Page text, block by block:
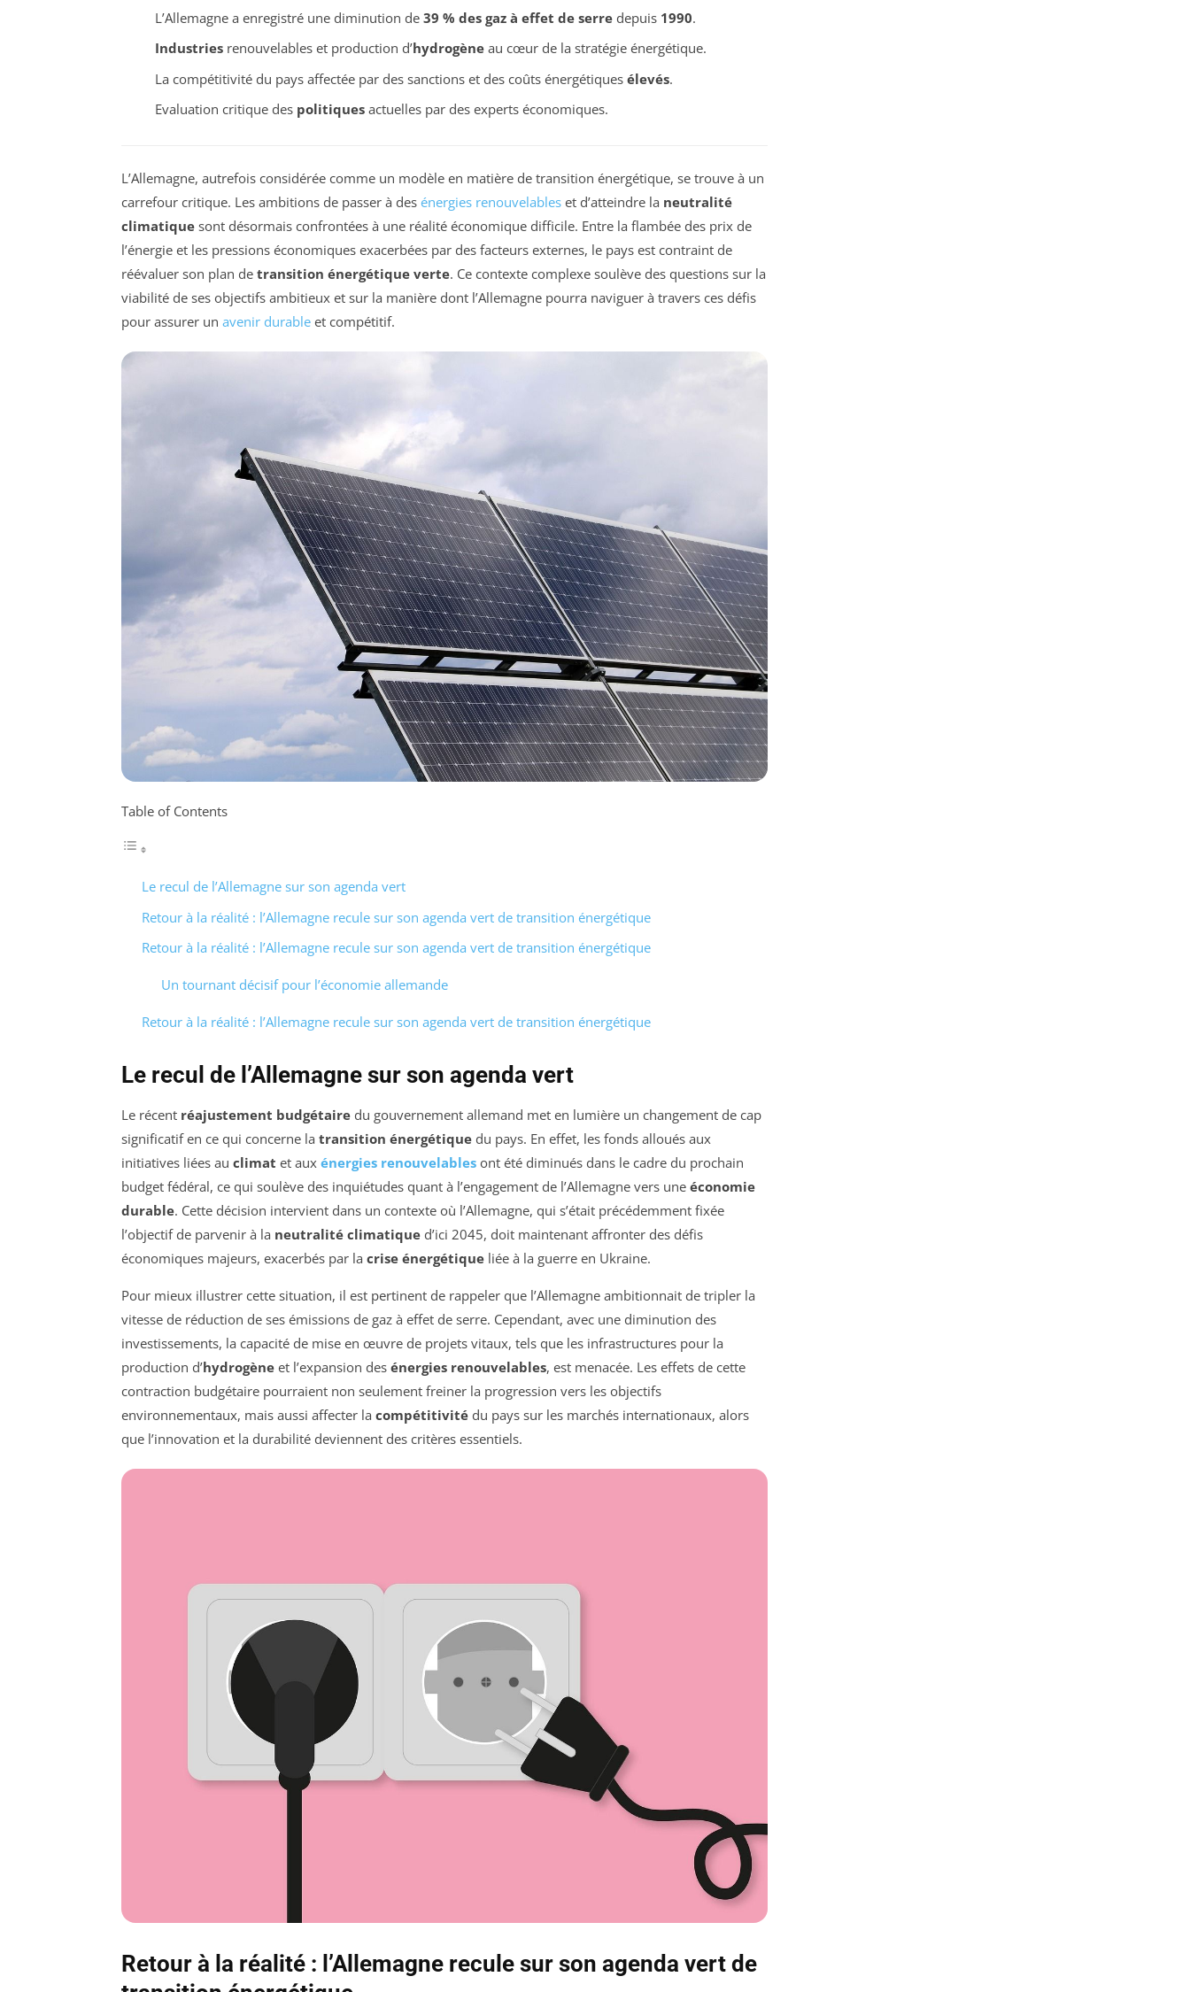
L’Allemagne a enregistré une diminution de 39 % des gaz à effet de serredepuis 1990.
Industriesrenouvelables et production d’hydrogèneau cœur de la stratégie énergétique.
La compétitivité du pays affectée par des sanctions et des coûts énergétiques élevés.
Evaluation critique des politiquesactuelles par des experts économiques.
L’Allemagne, autrefois considérée comme un modèle en matière de transition énergétique, se trouve à un
carrefour critique. Les ambitions de passer à des énergies renouvelables et d’atteindre la neutralité
climatique sont désormais confrontées à une réalité économique difficile. Entre la flambée des prix de
l’énergie et les pressions économiques exacerbées par des facteurs externes, le pays est contraint de
réévaluer son plan de transition énergétique verte. Ce contexte complexe soulève des questions sur la
viabilité de ses objectifs ambitieux et sur la manière dont l’Allemagne pourra naviguer à travers ces défis
pour assurer un avenir durable et compétitif.
Table of Contents
Le recul de l’Allemagne sur son agenda vert
Retour à la réalité : l’Allemagne recule sur son agenda vert de transition énergétique
Retour à la réalité : l’Allemagne recule sur son agenda vert de transition énergétique
Un tournant décisif pour l’économie allemande
Retour à la réalité : l’Allemagne recule sur son agenda vert de transition énergétique
Le recul de l’Allemagne sur son agenda vert
Le récent réajustement budgétaire du gouvernement allemand met en lumière un changement de cap
significatif en ce qui concerne la transition énergétique du pays. En effet, les fonds alloués aux
initiatives liées au climat et aux énergies renouvelables ont été diminués dans le cadre du prochain
budget fédéral, ce qui soulève des inquiétudes quant à l’engagement de l’Allemagne vers une économie
durable. Cette décision intervient dans un contexte où l’Allemagne, qui s’était précédemment fixée
l’objectif de parvenir à la neutralité climatique d’ici 2045, doit maintenant affronter des défis
économiques majeurs, exacerbés par la crise énergétique liée à la guerre en Ukraine.
Pour mieux illustrer cette situation, il est pertinent de rappeler que l’Allemagne ambitionnait de tripler la
vitesse de réduction de ses émissions de gaz à effet de serre. Cependant, avec une diminution des
investissements, la capacité de mise en œuvre de projets vitaux, tels que les infrastructures pour la
production d’hydrogène et l’expansion des énergies renouvelables, est menacée. Les effets de cette
contraction budgétaire pourraient non seulement freiner la progression vers les objectifs
environnementaux, mais aussi affecter la compétitivité du pays sur les marchés internationaux, alors
que l’innovation et la durabilité deviennent des critères essentiels.
Retour à la réalité : l’Allemagne recule sur son agenda vert de